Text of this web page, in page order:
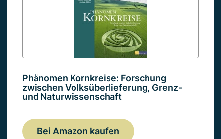
Phänomen Kornkreise: Forschung
zwischen Volksüberlieferung, Grenz-
und Naturwissenschaft
Bei Amazon kaufen